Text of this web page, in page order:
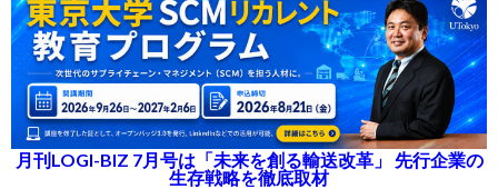
月刊LOGI-BIZ 7月号は「未来を創る輸送改革」 先行企業の
生存戦略を徹底取材